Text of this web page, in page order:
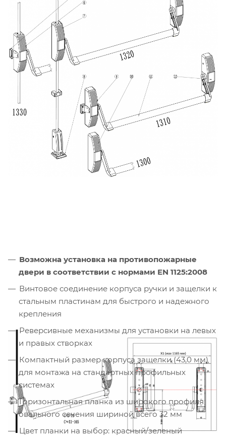
Возможна установка на противопожарные
двери в соответствии с нормами EN 1125:2008
Винтовое соединение корпуса ручки и защелки к
стальным пластинам для быстрого и надежного
крепления
Реверсивные механизмы для установки на левых
и правых створках
Компактный размер корпуса защелки (43,0 мм)
для монтажа на стандартных профильных
системах
Горизонтальная планка из широкого профиля
овального сечения шириной всего 32 мм
Цвет планки на выбор: красный/зеленый